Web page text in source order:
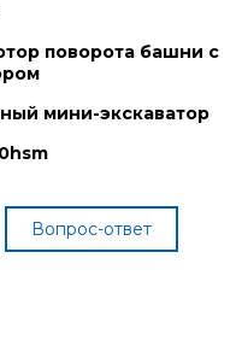
поворота башни с
мини-экскаватор
Вопрос-ответ